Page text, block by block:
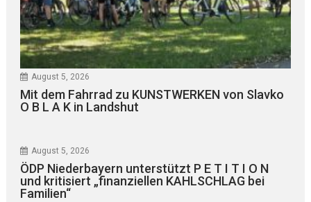
August 5, 2026
Mit dem Fahrrad zu KUNSTWERKEN von Slavko
O B L A K in Landshut
August 5, 2026
ÖDP Niederbayern unterstützt P E T I T I O N
und kritisiert „finanziellen KAHLSCHLAG bei
Familien“